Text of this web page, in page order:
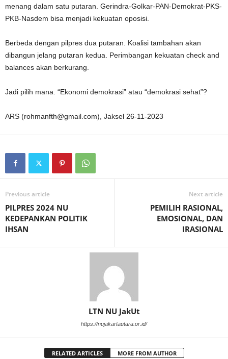
menang dalam satu putaran. Gerindra-Golkar-PAN-Demokrat-PKS-
PKB-Nasdem bisa menjadi kekuatan oposisi.
Berbeda dengan pilpres dua putaran. Koalisi tambahan akan
dibangun jelang putaran kedua. Perimbangan kekuatan check and
balances akan berkurang.
Jadi pilih mana. “Ekonomi demokrasi” atau “demokrasi sehat”?
ARS (rohmanfth@gmail.com), Jaksel 26-11-2023
Previous article
PILPRES 2024 NU
KEDEPANKAN POLITIK
IHSAN
Next article
PEMILIH RASIONAL,
EMOSIONAL, DAN
IRASIONAL
LTN NU JakUt
https://nujakartautara.or.id/
RELATED ARTICLES MORE FROM AUTHOR